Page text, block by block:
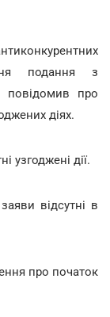
подання з
повідомив про
діях.
узгоджені дії.
відсутні в
про початок